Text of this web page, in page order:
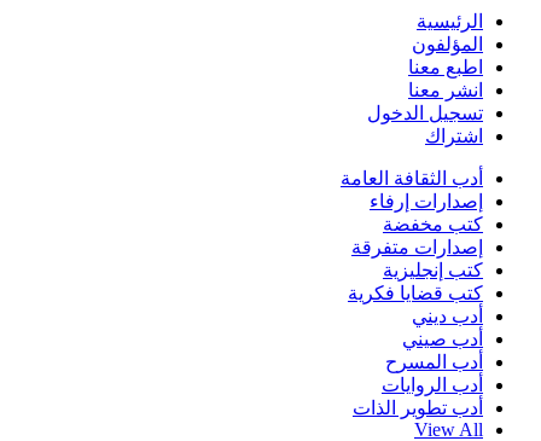
الرئيسية
المؤلفون
اطبع معنا
انشر معنا
تسجيل الدخول
اشتراك
أدب الثقافة العامة
إصدارات إرفاء
كتب مخفضة
إصدارات متفرقة
كتب إنجليزية
كتب قضايا فكرية
أدب ديني
أدب صيني
أدب المسرح
أدب الروايات
أدب تطوير الذات
View All